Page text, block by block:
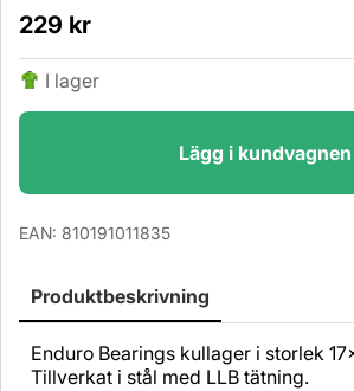
229 kr
I lager
Lägg i kundvagnen
EAN: 810191011835
Produktbeskrivning
Enduro Bearings kullager i storlek
Tillverkat i stål med LLB tätning.